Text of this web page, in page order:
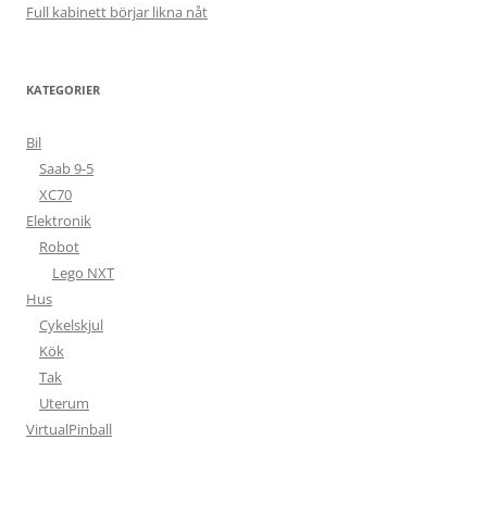
Full kabinett börjar likna nåt
KATEGORIER
Bil
Saab 9-5
XC70
Elektronik
Robot
Lego NXT
Hus
Cykelskjul
Kök
Tak
Uterum
VirtualPinball